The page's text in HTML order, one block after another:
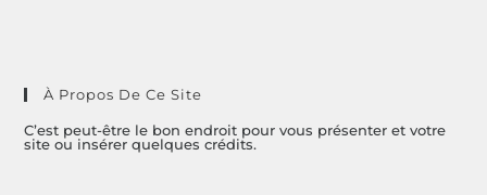
À Propos De Ce Site
C’est peut-être le bon endroit pour vous présenter et votre
site ou insérer quelques crédits.